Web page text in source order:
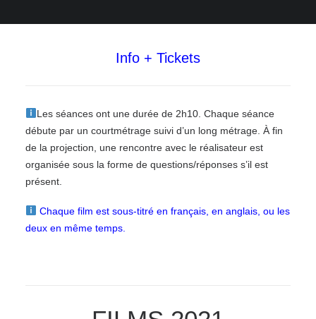
Info + Tickets
Les séances ont une durée de 2h10. Chaque séance
débute par un courtmétrage suivi d’un long métrage. À fin
de la projection, une rencontre avec le réalisateur est
organisée sous la forme de questions/réponses s’il est
présent.
Chaque film est sous-titré en français, en anglais, ou les
deux en même temps.